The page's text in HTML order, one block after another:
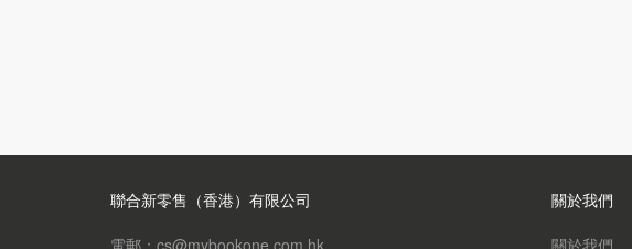
聯合新零售（香港）有限公司
電郵：cs@mybookone.com.hk
關於我們
關於我們